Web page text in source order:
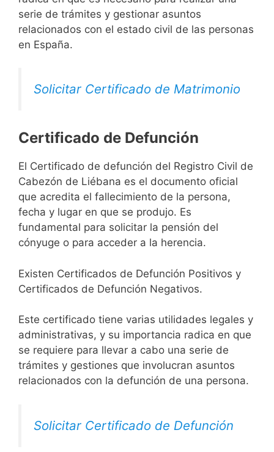
serie de trámites y gestionar asuntos
relacionados con el estado civil de las personas
en España.
Solicitar Certificado de Matrimonio
Certificado de Defunción
El Certificado de defunción del Registro Civil de
Cabezón de Liébana es el documento oficial
que acredita el fallecimiento de la persona,
fecha y lugar en que se produjo. Es
fundamental para solicitar la pensión del
cónyuge o para acceder a la herencia.
Existen Certificados de Defunción Positivos y
Certificados de Defunción Negativos.
Este certificado tiene varias utilidades legales y
administrativas, y su importancia radica en que
se requiere para llevar a cabo una serie de
trámites y gestiones que involucran asuntos
relacionados con la defunción de una persona.
Solicitar Certificado de Defunción